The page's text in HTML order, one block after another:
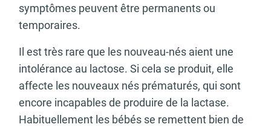
symptômes peuvent être permanents ou
temporaires.
Il est très rare que les nouveau-nés aient une
intolérance au lactose. Si cela se produit, elle
affecte les nouveaux nés prématurés, qui sont
encore incapables de produire de la lactase.
Habituellement les bébés se remettent bien de